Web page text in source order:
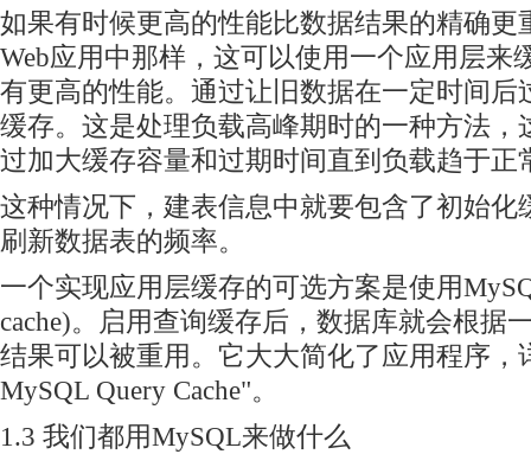
如果有时候更高的性能比数据结果的精确更
Web应用中那样，这可以使用一个应用层来
有更高的性能。通过让旧数据在一定时间后
缓存。这是处理负载高峰期时的一种方法，
过加大缓存容量和过期时间直到负载趋于正
这种情况下，建表信息中就要包含了初始化
刷新数据表的频率。
一个实现应用层缓存的可选方案是使用
cache)。启用查询缓存后，数据库就会根据
结果可以被重用。它大大简化了应用程序，
MySQL Query Cache"。
1.3 我们都用MySQL来做什么